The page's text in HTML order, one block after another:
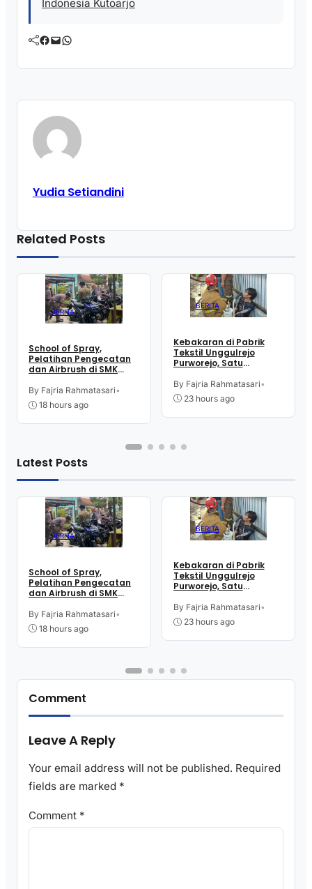
Indonesia Kutoarjo
Facebook Mail WhatsApp
Yudia Setiandini
Related Posts
BERITA
School of Spray,
Pelatihan Pengecatan
dan Airbrush di SMK
Kutoarjo
By Fajria Rahmatasari•
18 hours ago
BERITA
Kebakaran di Pabrik
Tekstil Unggulrejo
Purworejo, Satu
Tulang, Petugas
Damkar Sesak Nafas
By Fajria Rahmatasari•
23 hours ago
Latest Posts
BERITA
School of Spray,
Pelatihan Pengecatan
dan Airbrush di SMK
Kutoarjo
By Fajria Rahmatasari•
18 hours ago
BERITA
Kebakaran di Pabrik
Tekstil Unggulrejo
Purworejo, Satu
Tulang, Petugas
Damkar Sesak Nafas
By Fajria Rahmatasari•
23 hours ago
Comment
Leave A Reply
Your email address will not be published. Required
fields are marked *
Comment *